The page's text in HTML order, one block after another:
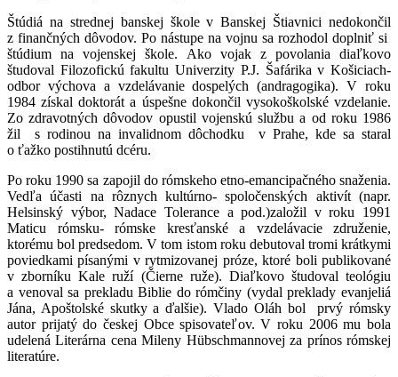
Štúdiá na strednej banskej škole v Banskej Štiavnici nedokončil
z finančných dôvodov. Po nástupe na vojnu sa rozhodol doplniť si
štúdium na vojenskej škole. Ako vojak z povolania diaľkovo
študoval Filozofickú fakultu Univerzity P.J. Šafárika v Košiciach-
odbor výchova a vzdelávanie dospelých (andragogika). V roku
1984 získal doktorát a úspešne dokončil vysokoškolské vzdelanie.
Zo zdravotných dôvodov opustil vojenskú službu a od roku 1986
žil s rodinou na invalidnom dôchodku v Prahe, kde sa staral
o ťažko postihnutú dcéru.
Po roku 1990 sa zapojil do rómskeho etno-emancipačného snaženia.
Vedľa účasti na rôznych kultúrno- spoločenských aktivít (napr.
Helsinský výbor, Nadace Tolerance a pod.)založil v roku 1991
Maticu rómsku- rómske kresťanské a vzdelávacie združenie,
ktorému bol predsedom. V tom istom roku debutoval tromi krátkymi
poviedkami písanými v rytmizovanej próze, ktoré boli publikované
v zborníku Kale ruží (Čierne ruže). Diaľkovo študoval teológiu
a venoval sa prekladu Biblie do rómčiny (vydal preklady evanjeliá
Jána, Apoštolské skutky a ďalšie). Vlado Oláh bol prvý rómsky
autor prijatý do českej Obce spisovateľov. V roku 2006 mu bola
udelená Literárna cena Mileny Hübschmannovej za prínos rómskej
literatúre.